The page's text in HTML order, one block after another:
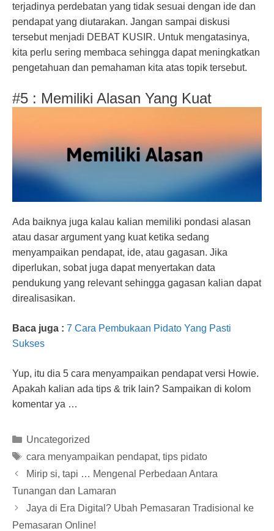
terjadinya perdebatan yang tidak sesuai dengan ide dan
pendapat yang diutarakan. Jangan sampai diskusi
tersebut menjadi DEBAT KUSIR. Untuk mengatasinya,
kita perlu sering membaca sehingga dapat meningkatkan
pengetahuan dan pemahaman kita atas topik tersebut.
#5 : Memiliki Alasan Yang Kuat
Ada baiknya juga kalau kalian memiliki pondasi alasan
atau dasar argument yang kuat ketika sedang
menyampaikan pendapat, ide, atau gagasan. Jika
diperlukan, sobat juga dapat menyertakan data
pendukung yang relevant sehingga gagasan kalian dapat
direalisasikan.
Baca juga : 7 Cara Pembukaan Pidato Yang Pasti
Sukses
Yup, itu dia 5 cara menyampaikan pendapat versi Howie.
Apakah kalian ada tips & trik lain? Sampaikan di kolom
komentar ya …
Categories
Uncategorized
Tags
cara menyampaikan pendapat, tips pidato
Mirip si, tapi … Mengenal Perbedaan Antara
Tunangan dan Lamaran
Jaya di Era Digital? Ubah Pemasaran Tradisional ke
Pemasaran Online!